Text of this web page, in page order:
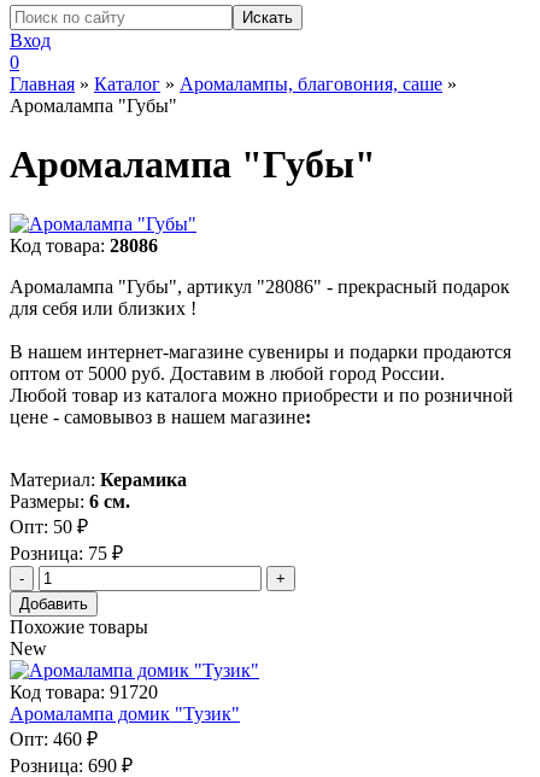
Вход
0
Главная » Каталог » Аромалампы, благовония, саше »
Аромалампа "Губы"
Аромалампа "Губы"
Код товара: 28086
Аромалампа "Губы", артикул "28086" - прекрасный подарок
для себя или близких !
В нашем интернет-магазине сувениры и подарки продаются
оптом от 5000 руб. Доставим в любой город России.
Любой товар из каталога можно приобрести и по розничной
цене - самовывоз в нашем магазине:
Материал: Керамика
Размеры: 6 см.
Опт: 50 ₽
Розница: 75 ₽
Добавить
Похожие товары
New
Код товара: 91720
Аромалампа домик "Тузик"
Опт: 460 ₽
Розница: 690 ₽